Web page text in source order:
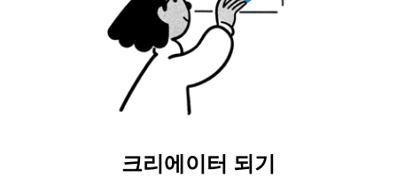
크리에이터 되기